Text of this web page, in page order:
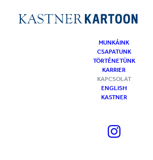
MUNKÁINK
CSAPATUNK
TÖRTÉNETÜNK
KARRIER
KAPCSOLAT
ENGLISH
KASTNER
Szívesen dolgoznál
Vedd fel